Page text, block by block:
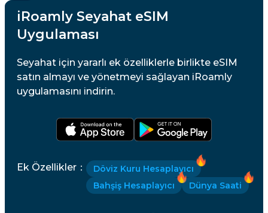
iRoamly Seyahat eSIM
Uygulaması
Seyahat için yararlı ek özelliklerle birlikte eSIM
satın almayı ve yönetmeyi sağlayan iRoamly
uygulamasını indirin.
Ek Özellikler ：
Döviz Kuru Hesaplayıcı
Bahşiş Hesaplayıcı
Dünya Saati